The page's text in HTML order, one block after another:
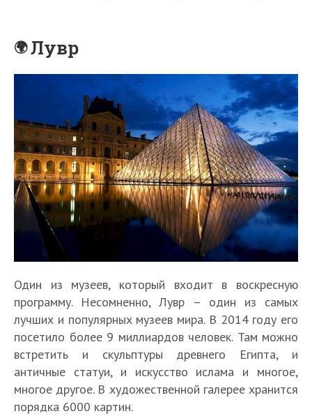
Лувр
Один из музеев, который входит в воскресную
программу. Несомненно, Лувр – один из самых
лучших и популярных музеев мира. В 2014 году его
посетило более 9 миллиардов человек. Там можно
встретить и скульптуры древнего Египта, и
античные статуи, и искусство ислама и многое,
многое другое. В художественной галерее хранится
порядка 6000 картин.